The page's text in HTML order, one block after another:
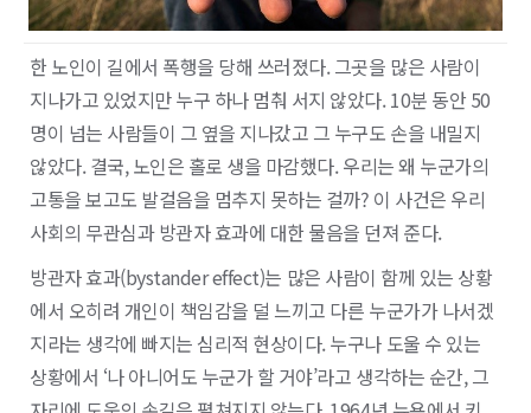
한 노인이 길에서 폭행을 당해 쓰러졌다. 그곳을 많은 사람이
지나가고 있었지만 누구 하나 멈춰 서지 않았다. 10분 동안 50
명이 넘는 사람들이 그 옆을 지나갔고 그 누구도 손을 내밀지
않았다. 결국, 노인은 홀로 생을 마감했다. 우리는 왜 누군가의
고통을 보고도 발걸음을 멈추지 못하는 걸까? 이 사건은 우리
사회의 무관심과 방관자 효과에 대한 물음을 던져 준다.
방관자 효과(bystander effect)는 많은 사람이 함께 있는 상황
에서 오히려 개인이 책임감을 덜 느끼고 다른 누군가가 나서겠
지라는 생각에 빠지는 심리적 현상이다. 누구나 도울 수 있는
상황에서 ‘나 아니어도 누군가 할 거야’라고 생각하는 순간, 그